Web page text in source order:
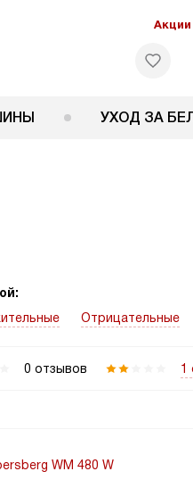
Акции
УХОД ЗА
Отрицательные
0 отзывов 1
WM 480 W